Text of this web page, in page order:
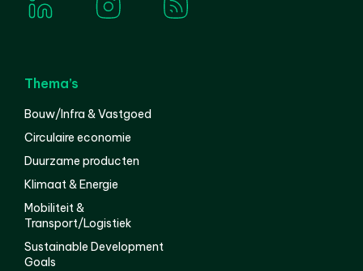
Thema’s
Bouw/Infra & Vastgoed
Circulaire economie
Duurzame producten
Klimaat & Energie
Mobiliteit &
Transport/Logistiek
Sustainable Development
Goals